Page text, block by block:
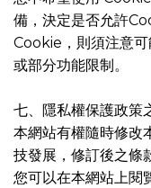
備，決定是否允許
Cookie，則須注意可
或部分功能限制。
七、隱私權保護政策
本網站有權隨時修改
技發展，修訂後之條
您可以在本網站上閱